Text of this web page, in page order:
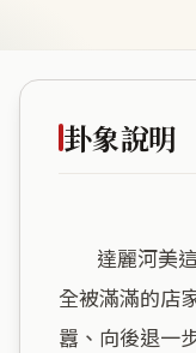
卦象說明
全被滿滿的店
囂、向後退一